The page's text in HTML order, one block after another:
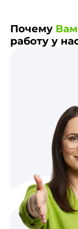
Почему
работу у